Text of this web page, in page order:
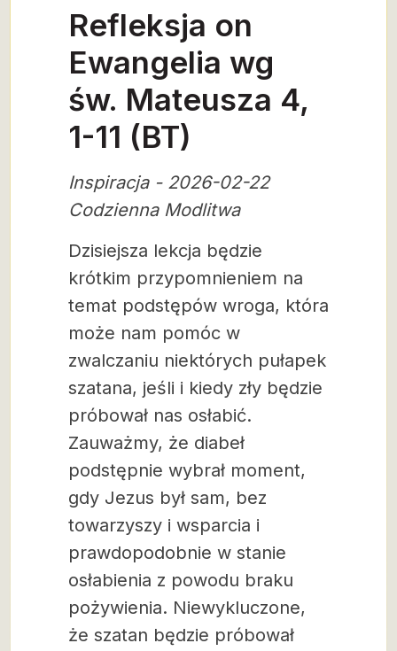
Refleksja on
Ewangelia wg
św. Mateusza 4,
1-11 (BT)
Inspiracja - 2026-02-22
Codzienna Modlitwa
Dzisiejsza lekcja będzie
krótkim przypomnieniem na
temat podstępów wroga, która
może nam pomóc w
zwalczaniu niektórych pułapek
szatana, jeśli i kiedy zły będzie
próbował nas osłabić.
Zauważmy, że diabeł
podstępnie wybrał moment,
gdy Jezus był sam, bez
towarzyszy i wsparcia i
prawdopodobnie w stanie
osłabienia z powodu braku
pożywienia. Niewykluczone,
że szatan będzie próbował